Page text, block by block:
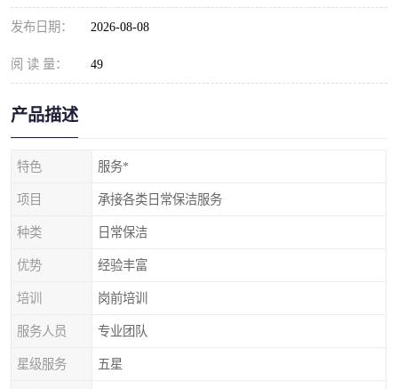
发布日期： 2026-08-08
阅 读 量： 49
产品描述
特色 服务*
项目 承接各类日常保洁服务
种类 日常保洁
优势 经验丰富
培训 岗前培训
服务人员 专业团队
星级服务 五星